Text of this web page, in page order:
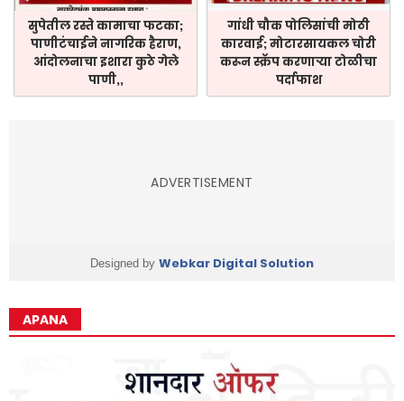
सुपेतील रस्ते कामाचा फटका;
पाणीटंचाईने नागरिक हैराण,
आंदोलनाचा इशारा कुठे गेले
पाणी,,
गांधी चौक पोलिसांची मोठी
कारवाई; मोटारसायकल चोरी
करून स्क्रॅप करणाऱ्या टोळीचा
पर्दाफाश
ADVERTISEMENT
Designed by Webkar Digital Solution
APANA